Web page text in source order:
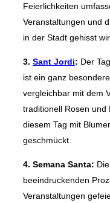
Feierlichkeiten
Veranstaltungen und
in der Stadt gehisst
3. Sant Jordi: Der
ist ein ganz
vergleichbar mit dem
traditionell Rosen und
diesem Tag mit
geschmückt.
4. Semana Santa: Die
beeindruckenden
Veranstaltungen